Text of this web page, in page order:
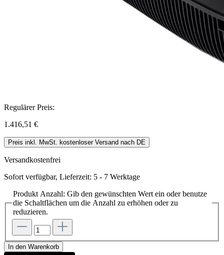
Regulärer Preis:
1.416,51 €
Preis inkl. MwSt. kostenloser Versand nach DE
Versandkostenfrei
Sofort verfügbar, Lieferzeit: 5 - 7 Werktage
Produkt Anzahl: Gib den gewünschten Wert ein oder benutze
die Schaltflächen um die Anzahl zu erhöhen oder zu
reduzieren.
In den Warenkorb